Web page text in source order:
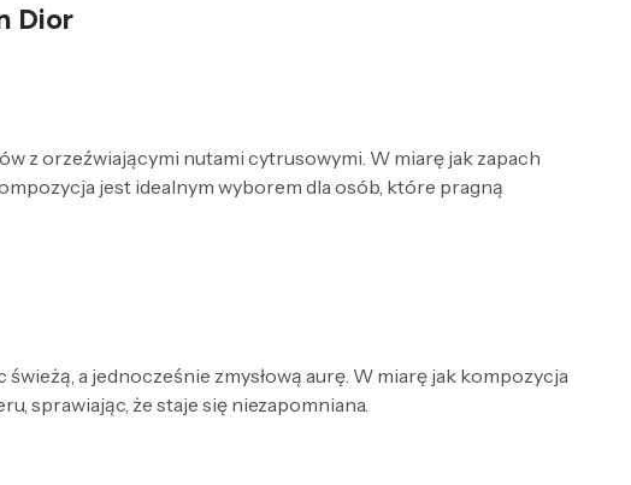
Dior
z orzeźwiającymi nutami cytrusowymi. W miarę jak zapach
jest idealnym wyborem dla osób, które pragną
a jednocześnie zmysłową aurę. W miarę jak kompozycja
sprawiając, że staje się niezapomniana.